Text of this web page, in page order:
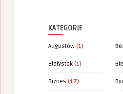
KATEGORIE
Augustów (1)
Białystok (1)
Biznes (17)